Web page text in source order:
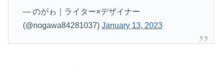
— のがゎ｜ライター×デザイナー
(@nogawa84281037) January 13, 2023